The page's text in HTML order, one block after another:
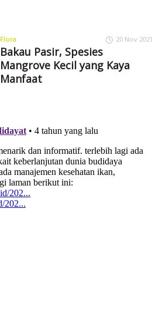
Flora 20 Nov 2021
Bakau Pasir, Spesies
Mangrove Kecil yang Kaya
Manfaat